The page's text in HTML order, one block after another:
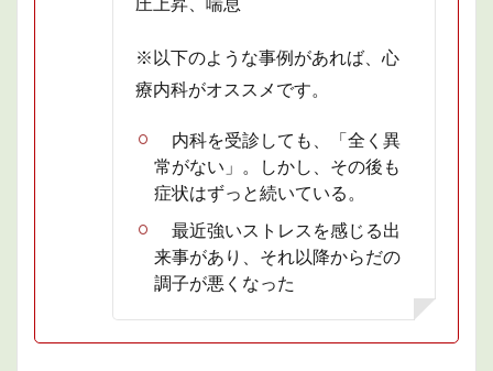
圧上昇、喘息
※以下のような事例があれば、心
療内科がオススメです。
内科を受診しても、「全く異
常がない」。しかし、その後も
症状はずっと続いている。
最近強いストレスを感じる出
来事があり、それ以降からだの
調子が悪くなった